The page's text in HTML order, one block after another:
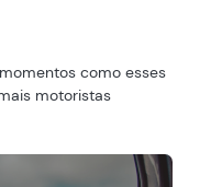
como esses
motoristas